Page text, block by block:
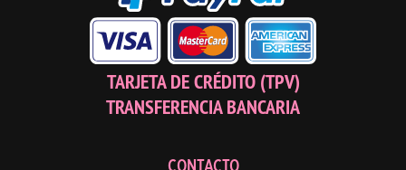
TARJETA DE CRÉDITO (TPV)
TRANSFERENCIA BANCARIA
CONTACTO